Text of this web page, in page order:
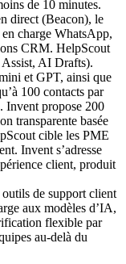
de support client
aux modèles d’IA,
flexible par
au-delà du